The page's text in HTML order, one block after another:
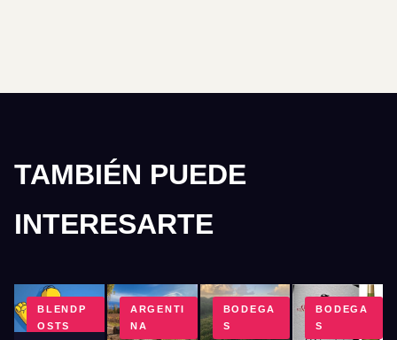
TAMBIÉN PUEDE
INTERESARTE
BLENDP
OSTS
ARGENTI
NA
BODEGA
S
BODEGA
S